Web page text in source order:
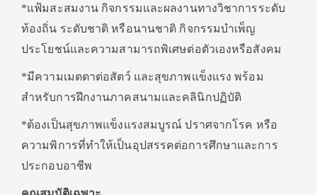
*แฟ้มสะสมงาน กิจกรรมและผลงานทางวิชาการระดับ
ท้องถิ่น ระดับชาติ หรือนานชาติ กิจกรรมบำเพ็ญ
ประโยชน์และความสามารถพิเศษต่อตัวเองหรือสังคม
*มีความเมตตาต่อสัตว์ และสุขภาพแข็งแรง พร้อม
สำหรับการฝึกงานภาคสนามและคลินิกปฏิบัติ
*ต้องเป็นสุขภาพแข็งแรงสมบูรณ์ ปราศจากโรค หรือ
ความพิการที่ทำให้เป็นอุปสรรคต่อการศึกษาและการ
ประกอบอาชีพ